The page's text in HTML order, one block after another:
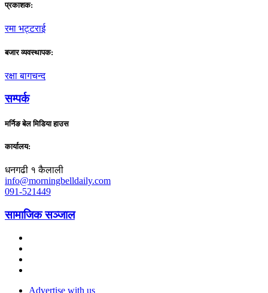
प्रकाशक:
रमा भट्टराई
बजार व्यवस्थापक:
रक्षा बागचन्द
सम्पर्क
मर्निङ बेल मिडिया हाउस
कार्यालय:
धनगढी १ कैलाली
info@morningbelldaily.com
091-521449
सामाजिक सञ्जाल
Advertise with us